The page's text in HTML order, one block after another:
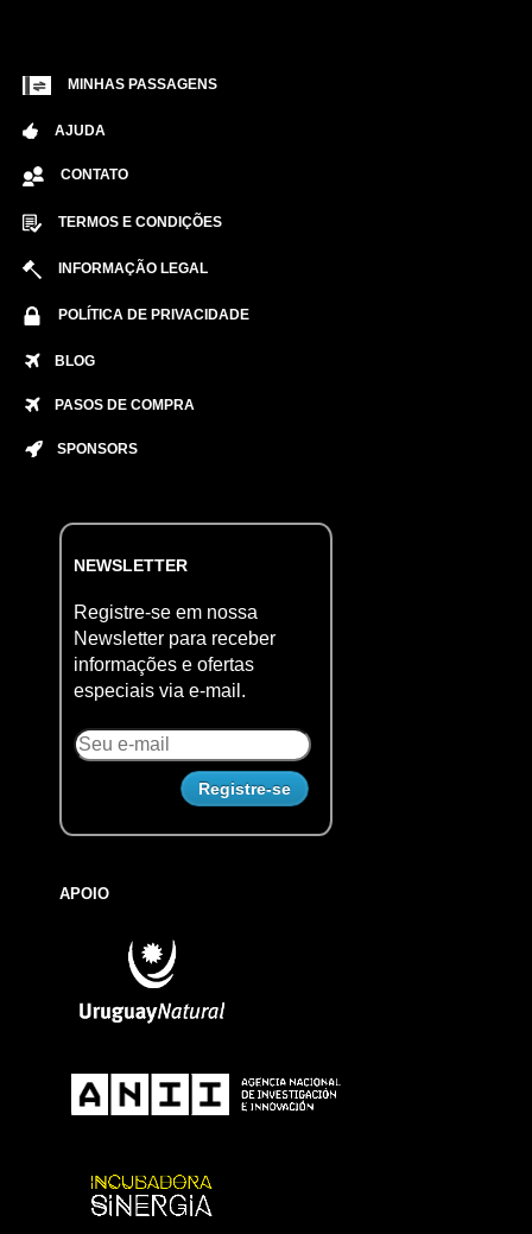
MINHAS PASSAGENS
AJUDA
CONTATO
TERMOS E CONDIÇÕES
INFORMAÇÃO LEGAL
POLÍTICA DE PRIVACIDADE
BLOG
PASOS DE COMPRA
SPONSORS
NEWSLETTER
Registre-se em nossa
Newsletter para receber
informações e ofertas
especiais via e-mail.
APOIO